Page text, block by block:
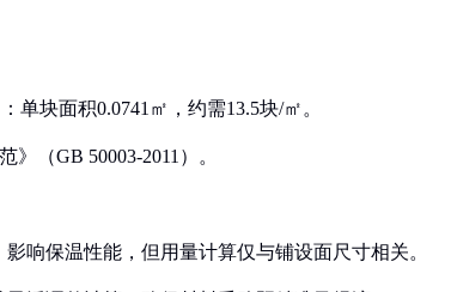
单块面积0.0741㎡，约需13.5块/㎡。
（GB 50003-2011）。
响保温性能，但用量计算仅与铺设面尺寸相关。